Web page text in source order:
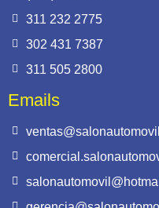
311 232 2775
302 431 7387
311 505 2800
Emails